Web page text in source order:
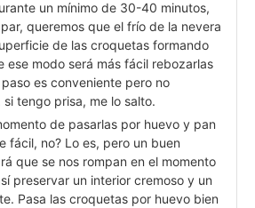
un mínimo de 30-40 minutos,
queremos que el frío de la nevera
de las croquetas formando
ese modo será más fácil rebozarlas
es conveniente pero no
tengo prisa, me lo salto.
de pasarlas por huevo y pan
fácil, no? Lo es, pero un buen
que se nos rompan en el momento
preservar un interior cremoso y un
Pasa las croquetas por huevo bien